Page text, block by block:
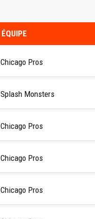
ÉQUIPE
Chicago Pros
Splash Monsters
Chicago Pros
Chicago Pros
Chicago Pros